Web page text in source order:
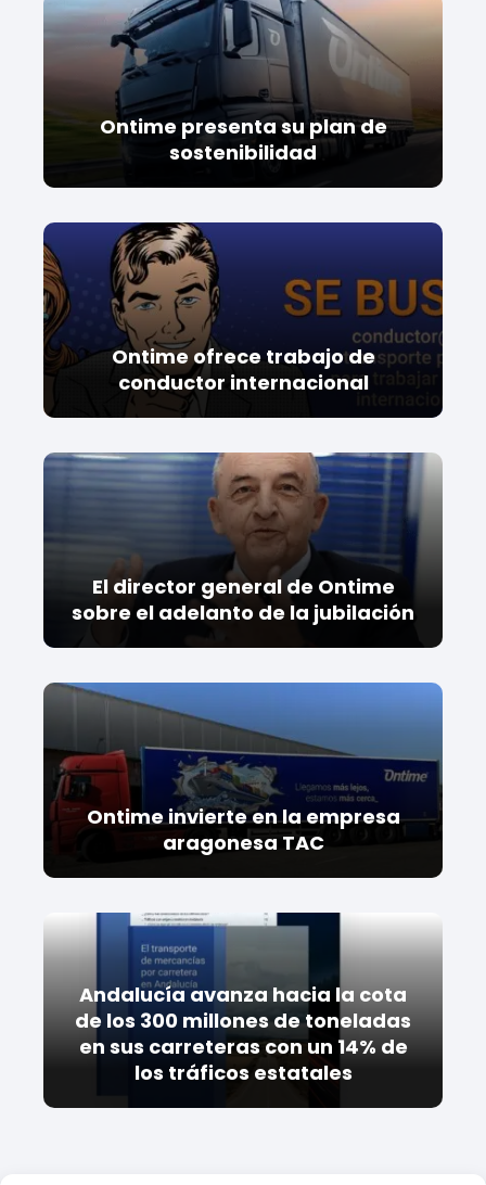
Ontime presenta su plan de
sostenibilidad
Ontime ofrece trabajo de
conductor internacional
El director general de Ontime
sobre el adelanto de la jubilación
Ontime invierte en la empresa
aragonesa TAC
Andalucía avanza hacia la cota
de los 300 millones de toneladas
en sus carreteras con un 14% de
los tráficos estatales